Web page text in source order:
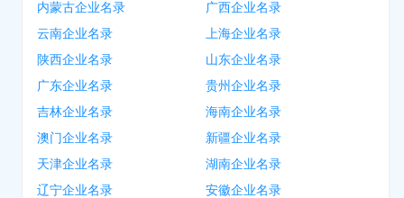
内蒙古企业名录
广西企业名录
云南企业名录
上海企业名录
陕西企业名录
山东企业名录
广东企业名录
贵州企业名录
吉林企业名录
海南企业名录
澳门企业名录
新疆企业名录
天津企业名录
湖南企业名录
辽宁企业名录
安徽企业名录